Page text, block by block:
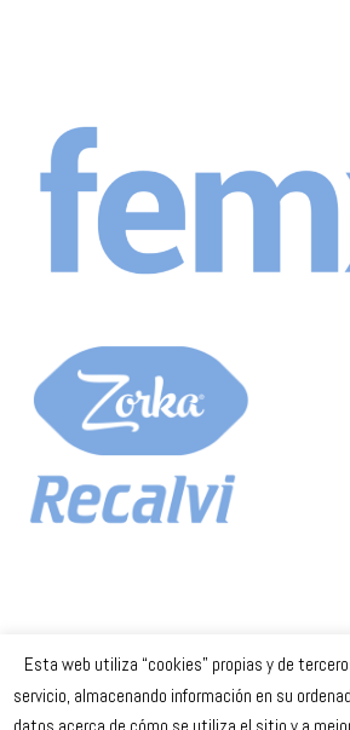
Celta Baloncesto
Esta web utiliza “cookies” propias y de
servicio, almacenando información en su